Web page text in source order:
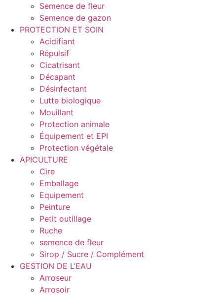
Semence de fleur
Semence de gazon
PROTECTION ET SOIN
Acidifiant
Répulsif
Cicatrisant
Décapant
Désinfectant
Lutte biologique
Mouillant
Protection animale
Équipement et EPI
Protection végétale
APICULTURE
Cire
Emballage
Equipement
Peinture
Petit outillage
Ruche
semence de fleur
Sirop / Sucre / Complément
GESTION DE L’EAU
Arroseur
Arrosoir